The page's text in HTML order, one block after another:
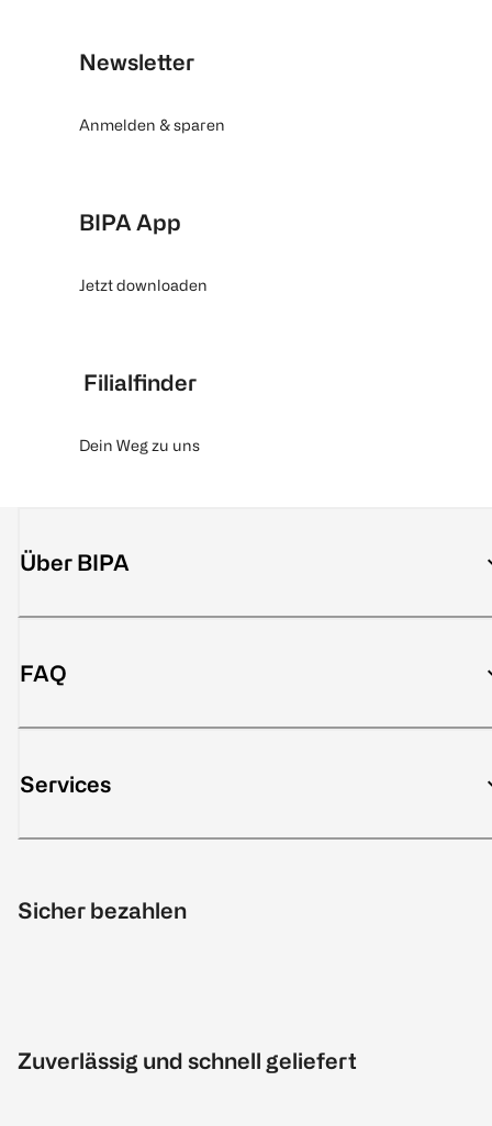
Newsletter
Anmelden & sparen
BIPA App
Jetzt downloaden
Filialfinder
Dein Weg zu uns
Über BIPA
FAQ
Services
Sicher bezahlen
Zuverlässig und schnell geliefert